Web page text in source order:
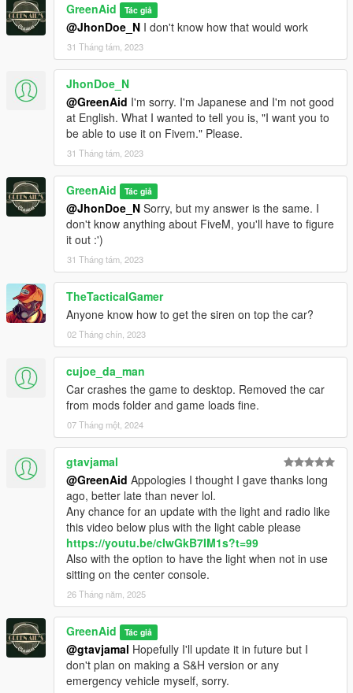
GreenAid Tác giả
@JhonDoe_N I don't know how that would work
31 Tháng tám, 2023
JhonDoe_N
@GreenAid I'm sorry. I'm Japanese and I'm not good
at English. What I wanted to tell you is, "I want you to
be able to use it on Fivem." Please.
31 Tháng tám, 2023
GreenAid Tác giả
@JhonDoe_N Sorry, but my answer is the same. I
don't know anything about FiveM, you'll have to figure
it out :')
31 Tháng tám, 2023
TheTacticalGamer
Anyone know how to get the siren on top the car?
02 Tháng chín, 2023
cujoe_da_man
Car crashes the game to desktop. Removed the car
from mods folder and game loads fine.
07 Tháng một, 2024
gtavjamal
@GreenAid Appologies I thought I gave thanks long
ago, better late than never lol.
Any chance for an update with the light and radio like
this video below plus with the light cable please
https://youtu.be/cIwGkB7IM1s?t=99
Also with the option to have the light when not in use
sitting on the center console.
26 Tháng năm, 2025
GreenAid Tác giả
@gtavjamal Hopefully I'll update it in future but I
don't plan on making a S&H version or any
emergency vehicle myself, sorry.